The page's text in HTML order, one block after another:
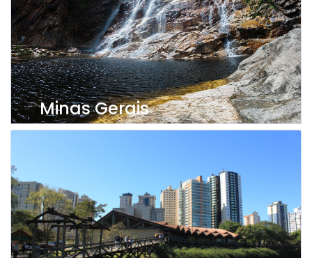
Minas Gerais
Ver propriedades